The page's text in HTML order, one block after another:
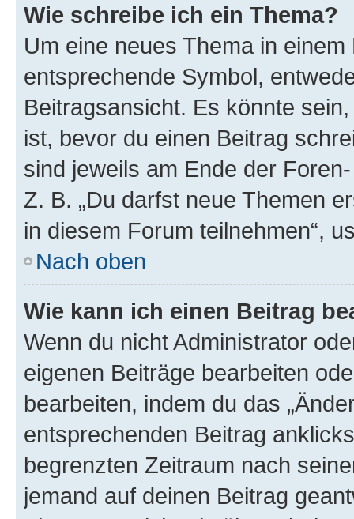
Wie schreibe ich ein Thema?
Um eine neues Thema in
entsprechende Symbol,
Beitragsansicht. Es könnte
ist, bevor du einen Beitrag
sind jeweils am Ende der
Z. B. „Du darfst neue Themen
in diesem Forum teilnehmen“,
Nach oben
Wie kann ich einen Beitrag
Wenn du nicht Administrator
eigenen Beiträge bearbeiten
bearbeiten, indem du das
entsprechenden Beitrag
begrenzten Zeitraum nach
jemand auf deinen Beitrag